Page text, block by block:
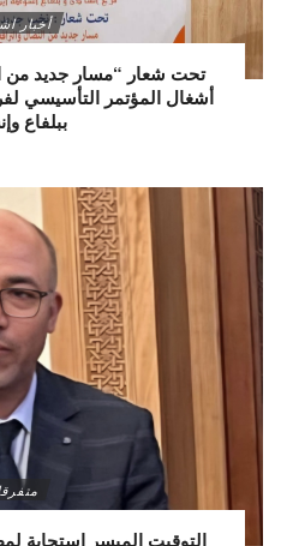
أخبار
تحت شعار “مسار جديد من
أشغال المؤتمر التأسيسي
ببلفاع
التوقيت الميسر استجابة